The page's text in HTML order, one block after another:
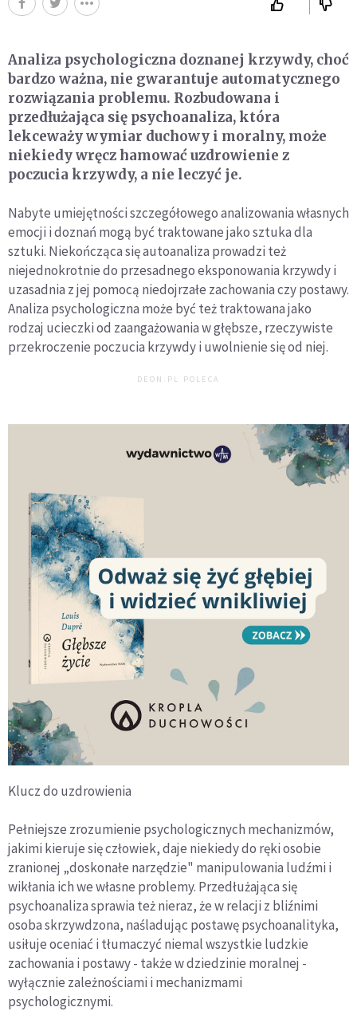
Analiza psychologiczna doznanej krzywdy, choć
bardzo ważna, nie gwarantuje automatycznego
rozwiązania problemu. Rozbudowana i
przedłużająca się psychoanaliza, która
lekceważy wymiar duchowy i moralny, może
niekiedy wręcz hamować uzdrowienie z
poczucia krzywdy, a nie leczyć je.
Nabyte umiejętności szczegółowego analizowania własnych
emocji i doznań mogą być traktowane jako sztuka dla
sztuki. Niekończąca się autoanaliza prowadzi też
niejednokrotnie do przesadnego eksponowania krzywdy i
uzasadnia z jej pomocą niedojrzałe zachowania czy postawy.
Analiza psychologiczna może być też traktowana jako
rodzaj ucieczki od zaangażowania w głębsze, rzeczywiste
przekroczenie poczucia krzywdy i uwolnienie się od niej.
DEON.PL POLECA
Klucz do uzdrowienia
Pełniejsze zrozumienie psychologicznych mechanizmów,
jakimi kieruje się człowiek, daje niekiedy do ręki osobie
zranionej „doskonałe narzędzie" manipulowania ludźmi i
wikłania ich we własne problemy. Przedłużająca się
psychoanaliza sprawia też nieraz, że w relacji z bliźnimi
osoba skrzywdzona, naśladując postawę psychoanalityka,
usiłuje oceniać i tłumaczyć niemal wszystkie ludzkie
zachowania i postawy - także w dziedzinie moralnej -
wyłącznie zależnościami i mechanizmami
psychologicznymi.